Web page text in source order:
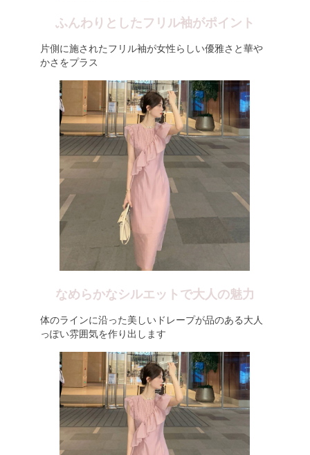
ふんわりとしたフリル袖がポイント
片側に施されたフリル袖が女性らしい優雅さと華や
かさをプラス
なめらかなシルエットで大人の魅力
体のラインに沿った美しいドレープが品のある大人
っぽい雰囲気を作り出します